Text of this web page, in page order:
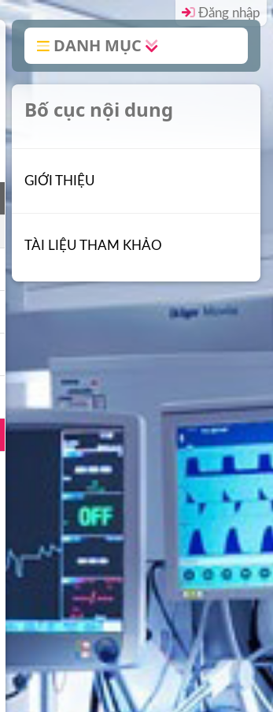
Đăng nhập
DANH MỤC
Bố cục nội dung
GIỚI THIỆU
TÀI LIỆU THAM KHẢO